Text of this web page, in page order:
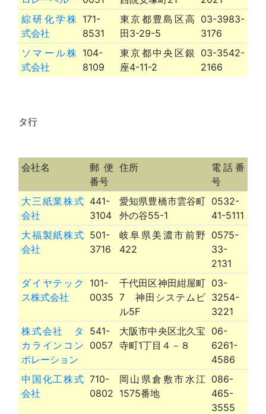
綜研化学株
式会社
171-
8531
東京都豊島区高
田3-29-5
03-3983-
3176
ソマール株
式会社
104-
8109
東京都中央区銀
座4-11-2
03-3542-
2166
タ行
会社名
郵便
番号
住所
電話番
号
大三紙業株式
会社
441-
3104
愛知県豊橋市雲谷町
外の谷55-1
0532-
41-5111
大福製紙株式
会社
501-
3716
岐阜県美濃市前野
422
0575-
33-
2131
ダイヤテック
ス株式会社
101-
0035
千代田区神田紺屋町
7 神田システムビ
ル5F
03-
3254-
3221
株式会社 タ
カラインコン
ポレーション
541-
0057
大阪市中央区北久宝
寺町1丁目４－８
06-
6261-
4586
中国化工株式
会社
710-
0802
岡山県倉敷市水江
1575番地
086-
465-
3555